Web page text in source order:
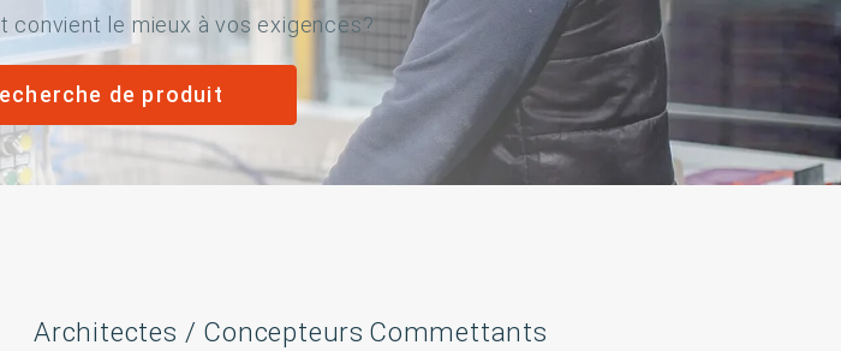
convient le mieux à vos exigences?
de produit
Architectes / Concepteurs Commettants